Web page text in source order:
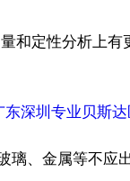
和定性分析上有
东深圳专业贝斯
璃、金属等不应